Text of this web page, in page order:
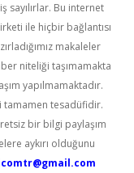
sayılırlar. Bu internet
ile hiçbir bağlantısı
makaleler
niteliği taşımamakta
yapılmamaktadır.
tamamen tesadüfidir.
bir bilgi paylaşım
aykırı olduğunu